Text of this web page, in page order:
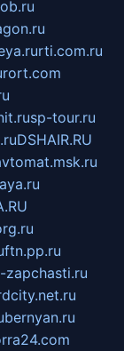
rti.com.ru
sp-tour.ru
DSHAIR.RU
ftn.pp.ru
zapchasti.ru